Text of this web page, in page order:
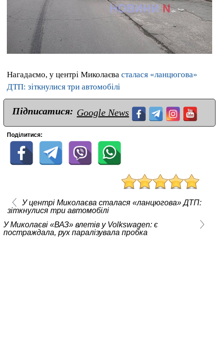
Нагадаємо, у центрі Миколаєва сталася «ланцюгова»
ДТП: зіткнулися три автомобілі
Підписатися: Google News
Поділитися:
У центрі Миколаєва сталася «ланцюгова» ДТП:
зіткнулися три автомобілі
У Миколаєві «ВАЗ» влетів у Volkswagen: є
постраждала, рух паралізувала пробка